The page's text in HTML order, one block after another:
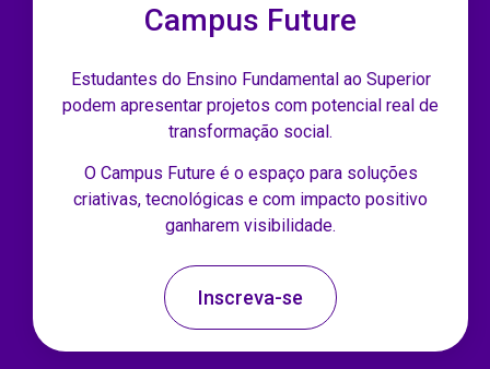
Campus Future
Estudantes do Ensino Fundamental ao Superior
podem apresentar projetos com potencial real de
transformação social.
O Campus Future é o espaço para soluções
criativas, tecnológicas e com impacto positivo
ganharem visibilidade.
Inscreva-se